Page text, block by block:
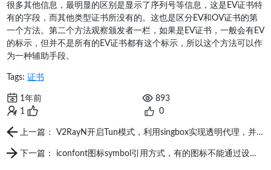
很多其他信息，最明显的区别是显示了序列号等信息，这是EV证书特
有的字段，而其他类型证书所没有的。这也是区分EV和OV证书的第
一个方法。第二个方法观察颁发者一栏，如果是EV证书，一般会有EV
的标示，但并不是所有的EV证书都有这个标示，所以这个方法可以作
为一种辅助手段。
Tags: 证书
1年前
893
1
0
上一篇： V2RayN开启Tun模式，利用singbox实现透明代理，并验证，让所有应用都能科学上网，支持ping,游戏，udp连接
下一篇： iconfont图标symbol引用方式，有的图标不能通过设置color样式来修改颜色的解决办法